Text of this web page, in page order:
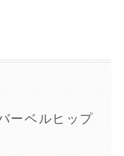
ーベルヒップ